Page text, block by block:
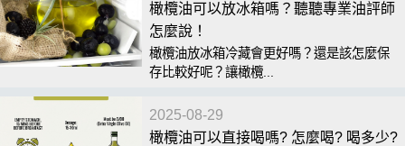
橄欖油可以放冰箱嗎？聽聽專業油評師
怎麼說！
橄欖油放冰箱冷藏會更好嗎？還是該怎麼保
存比較好呢？讓橄欖...
2025-08-29
橄欖油可以直接喝嗎? 怎麼喝? 喝多少?